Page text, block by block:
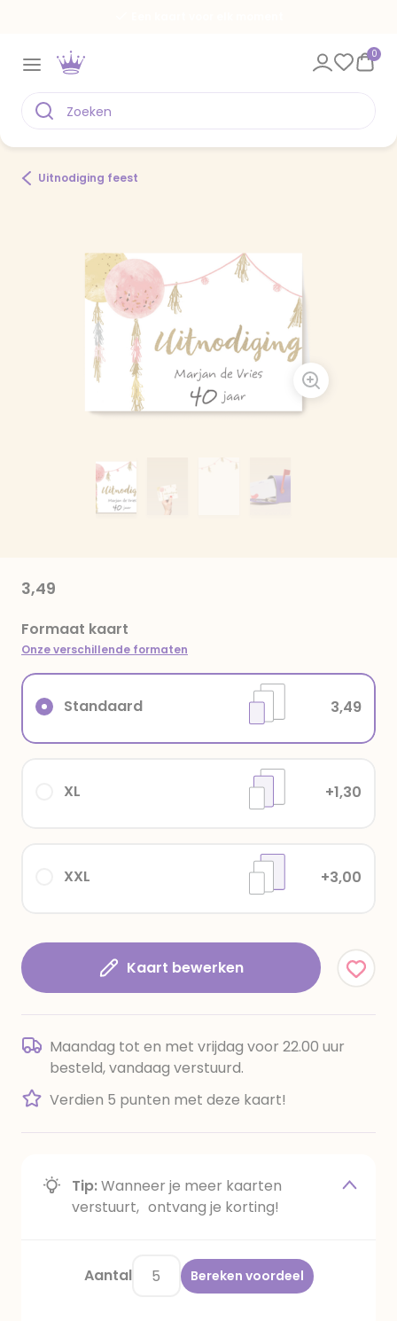
0
Uitnodiging feest
3,49
Formaat kaart
Onze verschillende formaten
XXL +3,00
XL +1,30
Standaard 3,49
Kaart bewerken
Maandag tot en met vrijdag voor 22.00 uur
besteld, vandaag verstuurd.
Verdien 5 punten met deze kaart!
Tip:Wanneer je meer kaarten
verstuurt, ontvang je korting!
Aantal Bereken voordeel